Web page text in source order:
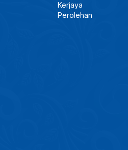
Kerjaya
Perolehan